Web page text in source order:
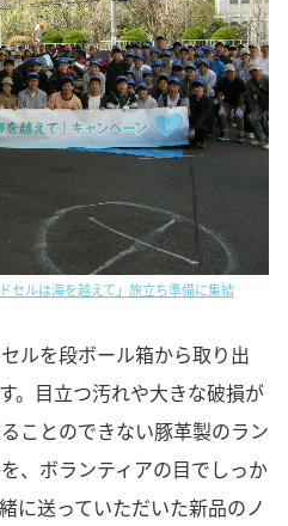
セルは海を越えて」旅立ち準備に集結
ルを段ボール箱から取り出
。目立つ汚れや大きな破損が
ことのできない豚革製のラン
、ボランティアの目でしっか
に送っていただいた新品のノ